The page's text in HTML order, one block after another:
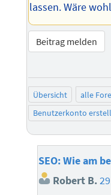
lassen. Wäre
Beitrag melden
Übersicht alle
Benutzerkonto
SEO: Wie am
Robert B.